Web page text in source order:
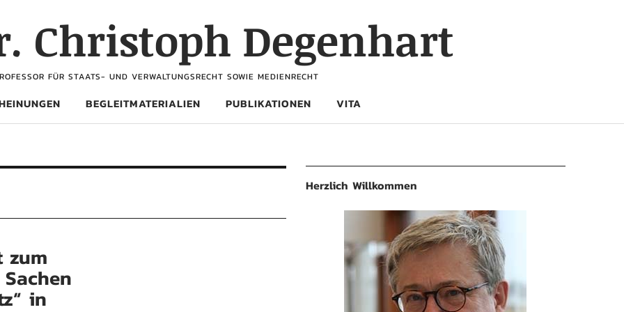
Christoph Degenhart
FÜR STAATS- UND VERWALTUNGSRECHT SOWIE MEDIENRECHT
BEGLEITMATERIALIEN PUBLIKATIONEN VITA
zum
in
Herzlich Willkommen